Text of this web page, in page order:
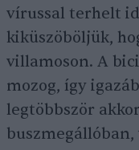
vírussal terhelt
kiküszöböljük,
villamoson. A
mozog, így
legtöbbször
buszmegállóban,